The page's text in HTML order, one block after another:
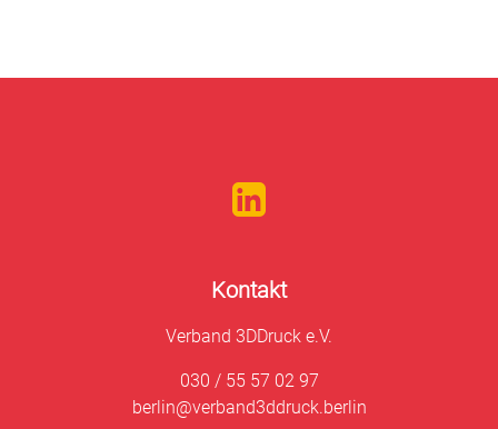
Kontakt
Verband 3DDruck e.V.
030 / 55 57 02 97
berlin@verband3ddruck.berlin